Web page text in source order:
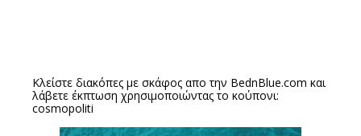
Κλείστε διακόπες με σκάφος απο την BednBlue.com και
λάβετε έκπτωση χρησιμοποιώντας το κούπονι:
cosmopoliti